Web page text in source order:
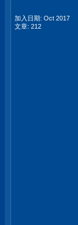
加入日期: Oct 2017
文章: 212